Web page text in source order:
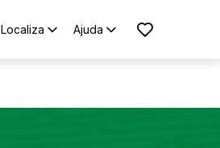
Localiza Ajuda